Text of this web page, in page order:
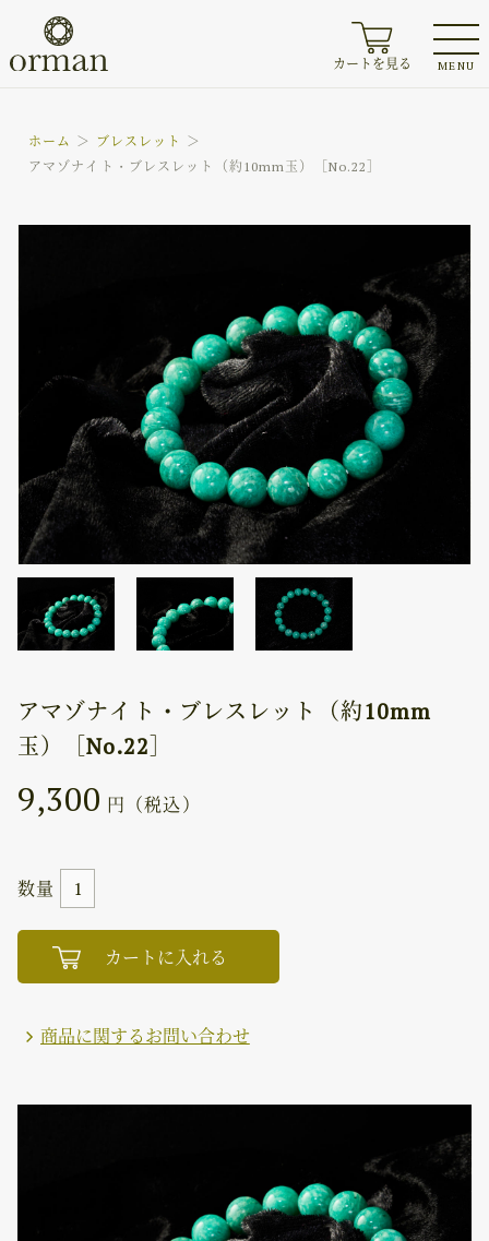
カートを見る MENU
ホーム
ブレスレット
アマゾナイト・ブレスレット（約10mm玉）［No.22］
アマゾナイト・ブレスレット（約10mm
玉）［No.22］
9,300 円（税込）
数量